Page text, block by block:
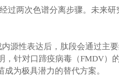
过两次色谱分离步骤。未来
源性表达后，肽段会通过主
针对口蹄疫病毒（FMDV）
为极具潜力的替代方案。